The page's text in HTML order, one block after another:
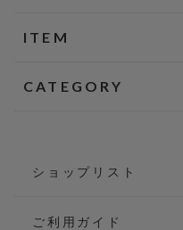
ITEM
CATEGORY
ショップリスト
ご利用ガイド